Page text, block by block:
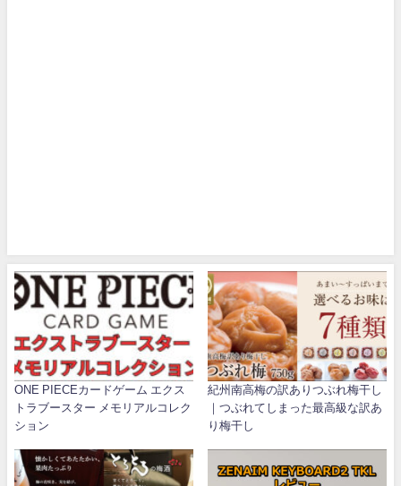
ONE PIECEカードゲーム エクス
トラブースター メモリアルコレク
ション
紀州南高梅の訳ありつぶれ梅干し
｜つぶれてしまった最高級な訳あ
り梅干し